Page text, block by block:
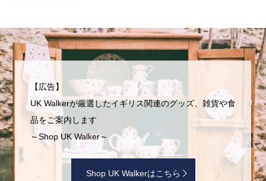
【広告】
UK Walkerが厳選したイギリス関連のグッズ、雑貨や食
品をご案内します
～Shop UK Walker～
Shop UK Walkerはこちら